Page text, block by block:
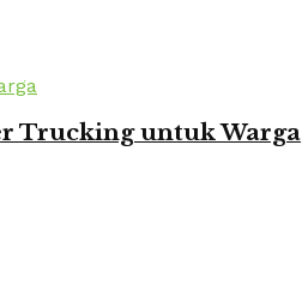
Trucking untuk Warga